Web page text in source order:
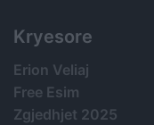
Kryesore
Erion Veliaj
Free Esim
Zgjedhjet 2025